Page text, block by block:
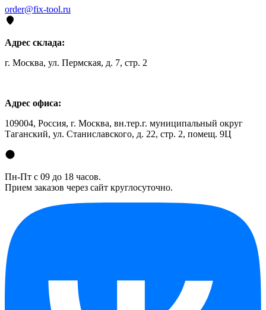
order@fix-tool.ru
Адрес склада:
г. Москва, ул. Пермская, д. 7, стр. 2
Адрес офиса:
109004, Россия, г. Москва, вн.тер.г. муниципальный округ
Таганский, ул. Станиславского, д. 22, стр. 2, помещ. 9Ц
Пн-Пт с 09 до 18 часов.
Прием заказов через сайт круглосуточно.